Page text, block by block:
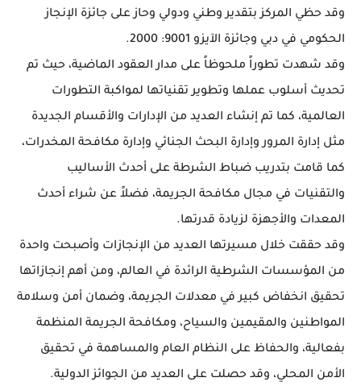
وقد حظي المركز بتقدير وطني ودولي وحاز على جائزة الإنجاز
الحكومي في دبي وجائزة الآيزو 9001: 2000.
وقد شهدت تطوراً ملحوظاً على مدار العقود الماضية، حيث تم
تحديث أسلوب عملها وتطوير تقنياتها لمواكبة التطورات
العالمية، كما تم إنشاء العديد من الإدارات والأقسام الجديدة
مثل إدارة المرور وإدارة البحث الجنائي وإدارة مكافحة المخدرات،
كما قامت بتدريب ضباط الشرطة على أحدث الأساليب
والتقنيات في مجال مكافحة الجريمة، فضلاً عن شراء أحدث
المعدات والأجهزة لزيادة قدرتها.
وقد حققت خلال مسيرتها العديد من الإنجازات وأصبحت واحدة
من المؤسسات الشرطية الرائدة في العالم، ومن أهم إنجازاتها
تحقيق انخفاض كبير في معدلات الجريمة، وضمان أمن وسلامة
المواطنين والمقيمين والسياح، ومكافحة الجريمة المنظمة
بفعالية، والحفاظ على النظام العام والمساهمة في تحقيق
الأمن المحلي، وقد حصلت على العديد من الجوائز الدولية.